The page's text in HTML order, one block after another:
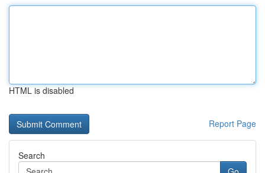
HTML is disabled
Report Page
Search